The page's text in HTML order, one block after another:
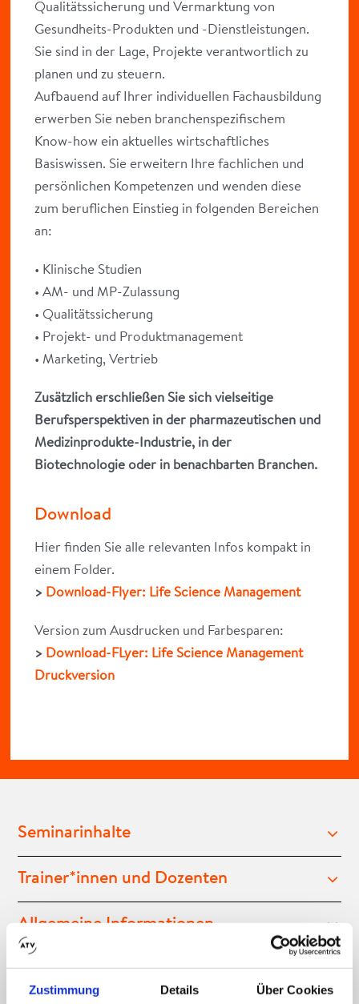
Zustimmung Details Über Cookies
Qualitätssicherung und Vermarktung von
Gesundheits-Produkten und -Dienstleistungen.
Sie sind in der Lage, Projekte verantwortlich zu
planen und zu steuern.
Aufbauend auf Ihrer individuellen Fachausbildung
erwerben Sie neben branchenspezifischem
Know-how ein aktuelles wirtschaftliches
Basiswissen. Sie erweitern Ihre fachlichen und
persönlichen Kompetenzen und wenden diese
zum beruflichen Einstieg in folgenden Bereichen
an:
• Klinische Studien
• AM- und MP-Zulassung
• Qualitätssicherung
• Projekt- und Produktmanagement
• Marketing, Vertrieb
Zusätzlich erschließen Sie sich vielseitige
Berufsperspektiven in der pharmazeutischen und
Medizinprodukte-Industrie, in der
Biotechnologie oder in benachbarten Branchen.
Download
Hier finden Sie alle relevanten Infos kompakt in
einem Folder.
> Download-Flyer: Life Science Management
Version zum Ausdrucken und Farbesparen:
> Download-FLyer: Life Science Management
Druckversion
Seminarinhalte
Trainer*innen und Dozenten
Allgemeine Informationen
Zertifizierung (AZAV) und
Förderung